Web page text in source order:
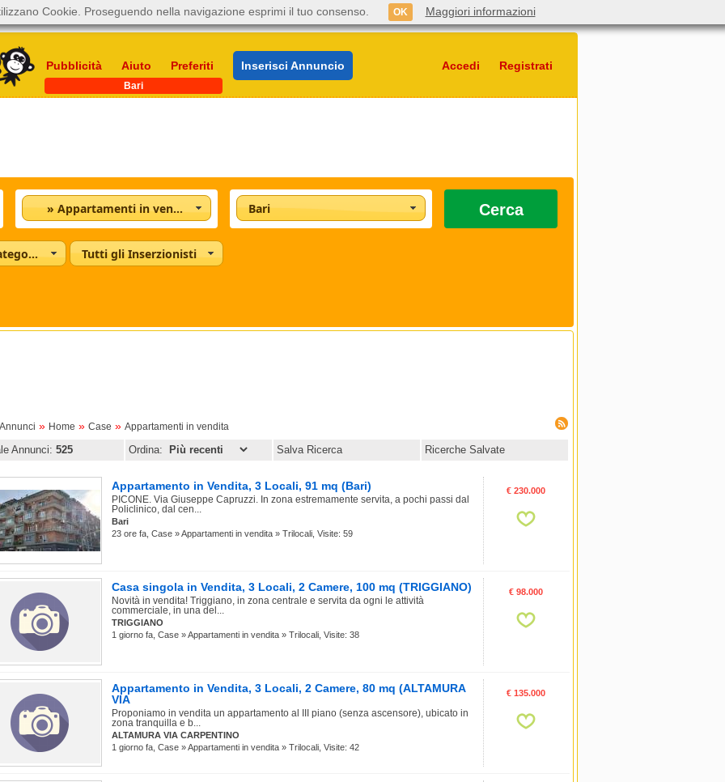
Pubblicità Aiuto Preferiti Inserisci Annuncio Accedi Registrati
Bari
» Appartamenti in vendita Bari Cerca
Tutte le categorie Tutti gli Inserzionisti
» Home » Case » Appartamenti in vendita
Annunci: 525 Ordina: Salva Ricerca Ricerche Salvate
Appartamento in Vendita, 3 Locali, 91 mq (Bari)
PICONE. Via Giuseppe Capruzzi. In zona estremamente servita, a pochi passi dal
Policlinico, dal cen...
Bari
23 ore fa, Case » Appartamenti in vendita » Trilocali, Visite: 59
€ 230.000
Casa singola in Vendita, 3 Locali, 2 Camere, 100 mq (TRIGGIANO)
Novità in vendita! Triggiano, in zona centrale e servita da ogni le attività
commerciale, in una del...
TRIGGIANO
1 giorno fa, Case » Appartamenti in vendita » Trilocali, Visite: 38
€ 98.000
Appartamento in Vendita, 3 Locali, 2 Camere, 80 mq (ALTAMURA
VIA
Proponiamo in vendita un appartamento al III piano (senza ascensore), ubicato in
zona tranquilla e b...
ALTAMURA VIA CARPENTINO
1 giorno fa, Case » Appartamenti in vendita » Trilocali, Visite: 42
€ 135.000
Cookie. Proseguendo nella navigazione esprimi il tuo consenso. OK Maggiori informazioni